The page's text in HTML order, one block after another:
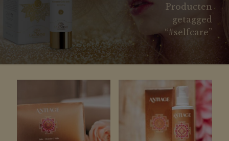
Producten
getagged
“#selfcare”